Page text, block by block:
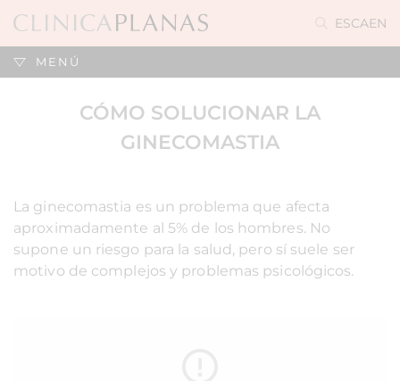
ESCAEN
MENÚ
CÓMO SOLUCIONAR LA
GINECOMASTIA
La ginecomastia es un problema que afecta
aproximadamente al 5% de los hombres. No
supone un riesgo para la salud, pero sí suele ser
motivo de complejos y problemas psicológicos.